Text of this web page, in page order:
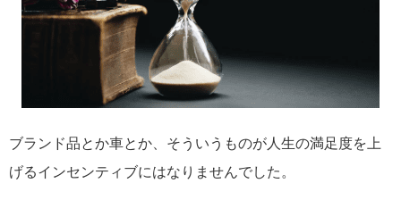
ブランド品とか車とか、そういうものが人生の満足度を上
げるインセンティブにはなりませんでした。